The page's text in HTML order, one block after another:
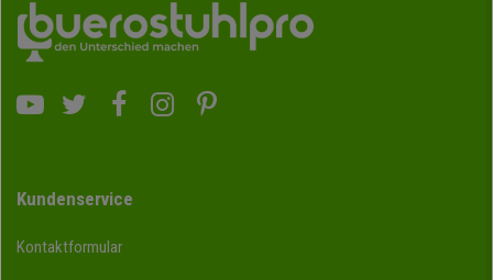
Kundenservice
Kontaktformular